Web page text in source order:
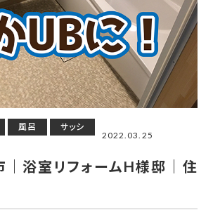
風呂
サッシ
2022.03.25
浴室リフォームH様邸｜住